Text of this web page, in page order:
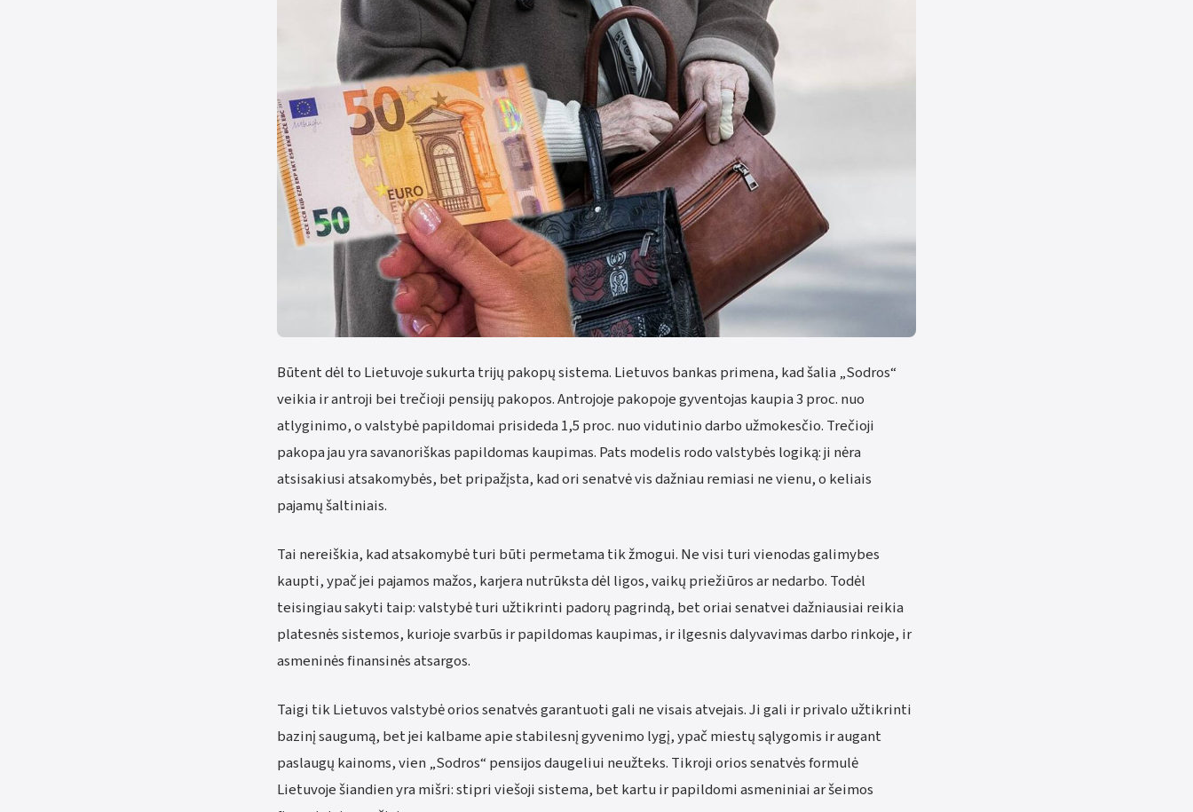
Būtent dėl to Lietuvoje sukurta trijų pakopų sistema. Lietuvos bankas primena, kad šalia „Sodros“
veikia ir antroji bei trečioji pensijų pakopos. Antrojoje pakopoje gyventojas kaupia 3 proc. nuo
atlyginimo, o valstybė papildomai prisideda 1,5 proc. nuo vidutinio darbo užmokesčio. Trečioji
pakopa jau yra savanoriškas papildomas kaupimas. Pats modelis rodo valstybės logiką: ji nėra
atsisakiusi atsakomybės, bet pripažįsta, kad ori senatvė vis dažniau remiasi ne vienu, o keliais
pajamų šaltiniais.
Tai nereiškia, kad atsakomybė turi būti permetama tik žmogui. Ne visi turi vienodas galimybes
kaupti, ypač jei pajamos mažos, karjera nutrūksta dėl ligos, vaikų priežiūros ar nedarbo. Todėl
teisingiau sakyti taip: valstybė turi užtikrinti padorų pagrindą, bet oriai senatvei dažniausiai reikia
platesnės sistemos, kurioje svarbūs ir papildomas kaupimas, ir ilgesnis dalyvavimas darbo rinkoje, ir
asmeninės finansinės atsargos.
Taigi tik Lietuvos valstybė orios senatvės garantuoti gali ne visais atvejais. Ji gali ir privalo užtikrinti
bazinį saugumą, bet jei kalbame apie stabilesnį gyvenimo lygį, ypač miestų sąlygomis ir augant
paslaugų kainoms, vien „Sodros“ pensijos daugeliui neužteks. Tikroji orios senatvės formulė
Lietuvoje šiandien yra mišri: stipri viešoji sistema, bet kartu ir papildomi asmeniniai ar šeimos